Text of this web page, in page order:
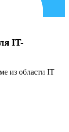
IT-
из области IT